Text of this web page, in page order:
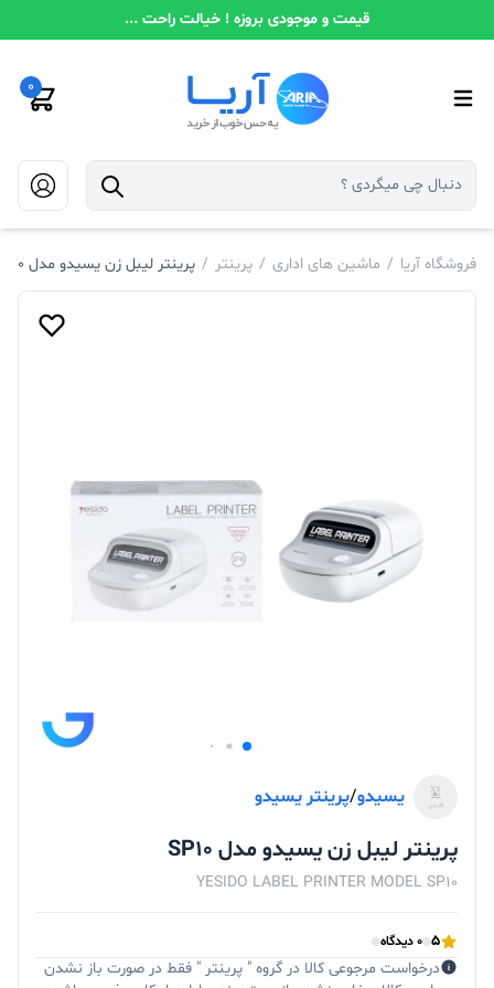
قیمت و موجودی بروزه ! خیالت راحت ...
0
فروشگاه آریا / ماشین های اداری / پرینتر / پرینتر لیبل زن یسیدو مدل SP10
یسیدو/پرینتر یسیدو
پرینتر لیبل زن یسیدو مدل SP10
YESIDO LABEL PRINTER MODEL SP10
5 0 دیدگاه
درخواست مرجوعی کالا در گروه " پرینتر " فقط در صورت باز نشدن